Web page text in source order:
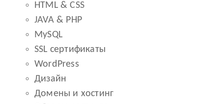
HTML & CSS
JAVA & PHP
MySQL
SSL сертификаты
WordPress
Дизайн
Домены и хостинг